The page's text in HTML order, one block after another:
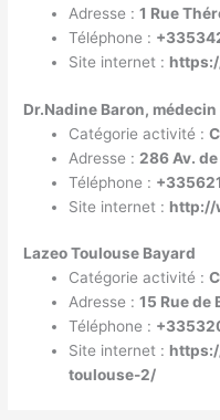
Adresse :1 Rue
Téléphone :
Site internet :
Dr.Nadine Baron,
Catégorie activité :
Adresse : 286 Av.
Téléphone :
Site internet : http://
Lazeo Toulouse Bayard
Catégorie activité :
Adresse :15 Rue de
Téléphone :
Site internet :
toulouse-2/